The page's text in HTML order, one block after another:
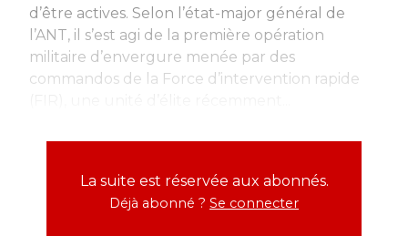
d’être actives. Selon l’état-major général de
l’ANT, il s’est agi de la première opération
militaire d’envergure menée par des
commandos de la Force d’intervention rapide
La suite est réservée aux abonnés.
Déjà abonné ? Se connecter